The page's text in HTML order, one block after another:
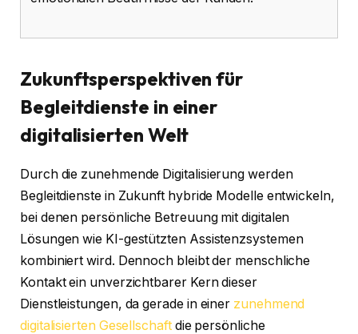
Zukunftsperspektiven für
Begleitdienste in einer
digitalisierten Welt
Durch die zunehmende Digitalisierung werden
Begleitdienste in Zukunft hybride Modelle entwickeln,
bei denen persönliche Betreuung mit digitalen
Lösungen wie KI-gestützten Assistenzsystemen
kombiniert wird. Dennoch bleibt der menschliche
Kontakt ein unverzichtbarer Kern dieser
Dienstleistungen, da gerade in einer zunehmend
digitalisierten Gesellschaftdie persönliche